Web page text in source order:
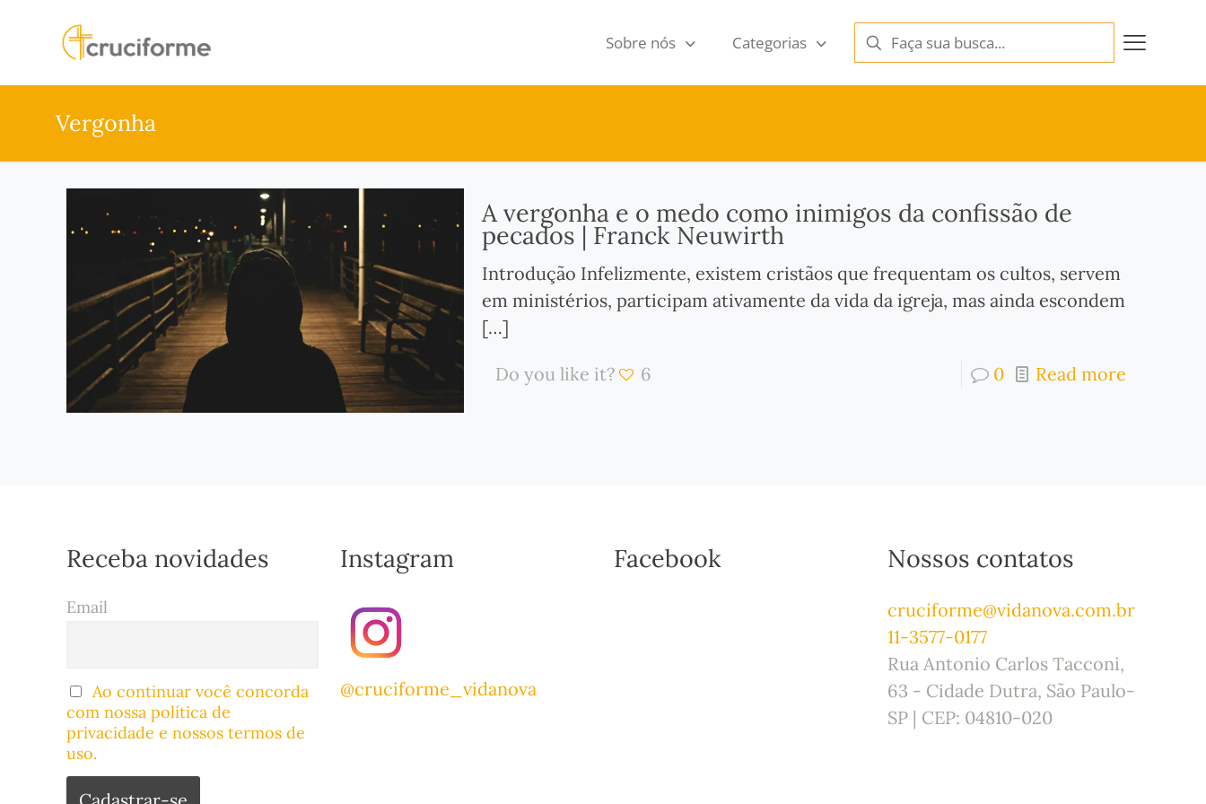
Sobre nós Categorias
Vergonha
A vergonha e o medo como inimigos da confissão de
pecados | Franck Neuwirth
Introdução Infelizmente, existem cristãos que frequentam os cultos, servem
em ministérios, participam ativamente da vida da igreja, mas ainda escondem
[…]
Do you like it? 6 0 Read more
Receba novidades
Email
Ao continuar você concorda
com nossa política de
privacidade e nossos termos de
uso.
Instagram
@cruciforme_vidanova
Facebook Nossos contatos
cruciforme@vidanova.com.br
11-3577-0177
Rua Antonio Carlos Tacconi,
63 - Cidade Dutra, São Paulo-
SP | CEP: 04810-020